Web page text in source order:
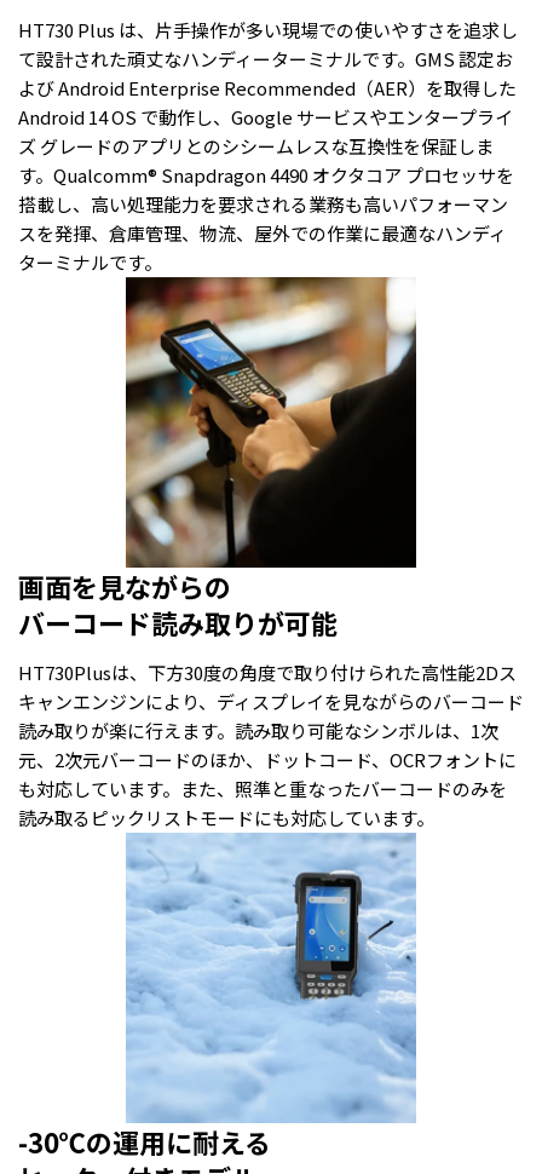
HT730 Plus は、片手操作が多い現場での使いやすさを追求し
て設計された頑丈なハンディーターミナルです。GMS 認定お
よび Android Enterprise Recommended（AER）を取得した
Android 14 OS で動作し、Google サービスやエンタープライ
ズ グレードのアプリとのシシームレスな互換性を保証しま
す。Qualcomm® Snapdragon 4490 オクタコア プロセッサを
搭載し、高い処理能力を要求される業務も高いパフォーマン
スを発揮、倉庫管理、物流、屋外での作業に最適なハンディ
ターミナルです。
画面を見ながらの
バーコード読み取りが可能
HT730Plusは、下方30度の角度で取り付けられた高性能2Dス
キャンエンジンにより、ディスプレイを見ながらのバーコード
読み取りが楽に行えます。読み取り可能なシンボルは、1次
元、2次元バーコードのほか、ドットコード、OCRフォントに
も対応しています。また、照準と重なったバーコードのみを
読み取るピックリストモードにも対応しています。
-30℃の運用に耐える